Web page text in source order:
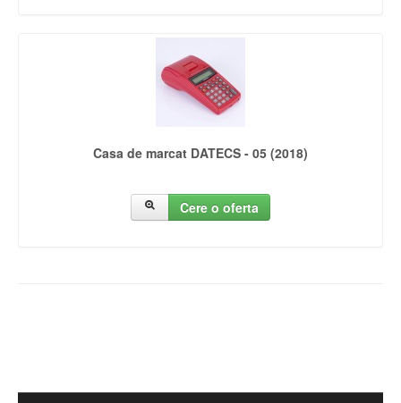
Casa de marcat DATECS - 05 (2018)
Cere o oferta